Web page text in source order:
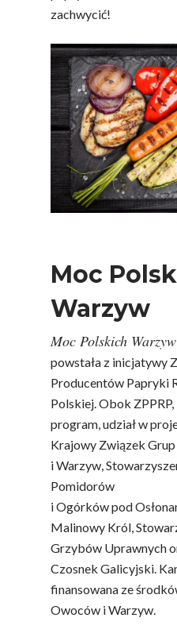
zachwycić!
Moc
Warzyw
Moc Polskich Warzyw
powstała z inicjatywy
Producentów Papryki
Polskiej. Obok
program, udział w
Krajowy Związek
i Warzyw,
Pomidorów
i Ogórków pod
Malinowy Król,
Grzybów Uprawnych
Czosnek Galicyjski.
finansowana ze
Owoców i Warzyw.